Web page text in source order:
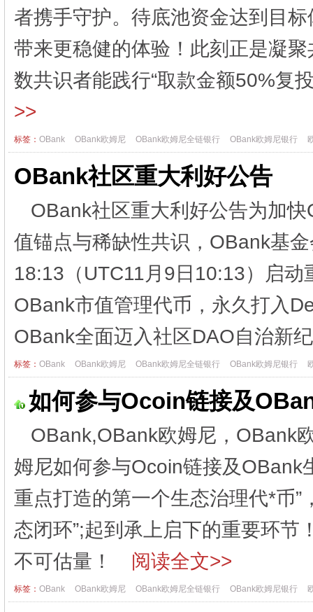
者携手守护。待底池资金达到目
带来更稳健的体验！此刻正是凝
数共识者能践行“取款金额50%复
>>
标签： OBank OBank欧姆尼 OBank欧姆尼全链银行 OBank欧姆尼银行
OBank社区重大利好公告
OBank社区重大利好公告为加
值锚点与稀缺性共识，OBank基
18:13（UTC11月9日10:13）启
OBank市值管理代币，永久打入
OBank全面迈入社区DAO自治新
标签： OBank OBank欧姆尼 OBank欧姆尼全链银行 OBank欧姆尼银行
如何参与Ocoin链接及
OBank,OBank欧姆尼，OBank
姆尼如何参与Ocoin链接及OBank
重点打造的第一个生态治理代*币
态闭环”;起到承上启下的重要环
不可估量！
阅读全文>>
标签： OBank OBank欧姆尼 OBank欧姆尼全链银行 OBank欧姆尼银行